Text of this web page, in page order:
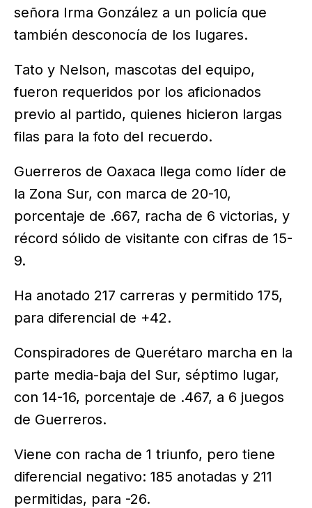
señora Irma González a un policía que
también desconocía de los lugares.
Tato y Nelson, mascotas del equipo,
fueron requeridos por los aficionados
previo al partido, quienes hicieron largas
filas para la foto del recuerdo.
Guerreros de Oaxaca llega como líder de
la Zona Sur, con marca de 20-10,
porcentaje de .667, racha de 6 victorias, y
récord sólido de visitante con cifras de 15-
9.
Ha anotado 217 carreras y permitido 175,
para diferencial de +42.
Conspiradores de Querétaro marcha en la
parte media-baja del Sur, séptimo lugar,
con 14-16, porcentaje de .467, a 6 juegos
de Guerreros.
Viene con racha de 1 triunfo, pero tiene
diferencial negativo: 185 anotadas y 211
permitidas, para -26.